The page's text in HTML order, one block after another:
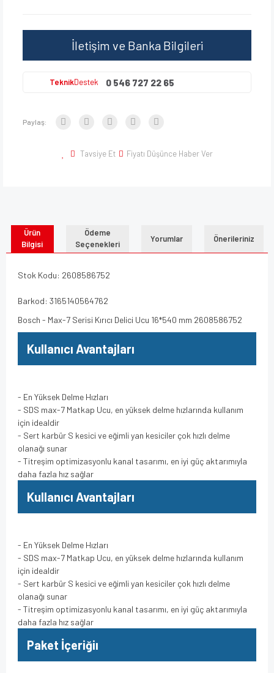
İletişim ve Banka Bilgileri
TeknikDestek 0 546 727 22 65
Paylaş:
Tavsiye Et Fiyatı Düşünce Haber Ver
Ürün
Bilgisi
Ödeme
Seçenekleri
Yorumlar Önerileriniz
Stok Kodu: 2608586752
Barkod: 3165140564762
Bosch - Max-7 Serisi Kırıcı Delici Ucu 16*540 mm 2608586752
Kullanıcı Avantajları
- En Yüksek Delme Hızları
- SDS max-7 Matkap Ucu, en yüksek delme hızlarında kullanım
için idealdir
- Sert karbür S kesici ve eğimli yan kesiciler çok hızlı delme
olanağı sunar
- Titreşim optimizasyonlu kanal tasarımı, en iyi güç aktarımıyla
daha fazla hız sağlar
Kullanıcı Avantajları
- En Yüksek Delme Hızları
- SDS max-7 Matkap Ucu, en yüksek delme hızlarında kullanım
için idealdir
- Sert karbür S kesici ve eğimli yan kesiciler çok hızlı delme
olanağı sunar
- Titreşim optimizasyonlu kanal tasarımı, en iyi güç aktarımıyla
daha fazla hız sağlar
Paket İçeriğiı